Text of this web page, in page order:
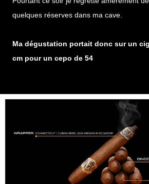
quelques réserves dans ma cave.
Ma dégustation portait donc sur un
cm pour un cepo de 54